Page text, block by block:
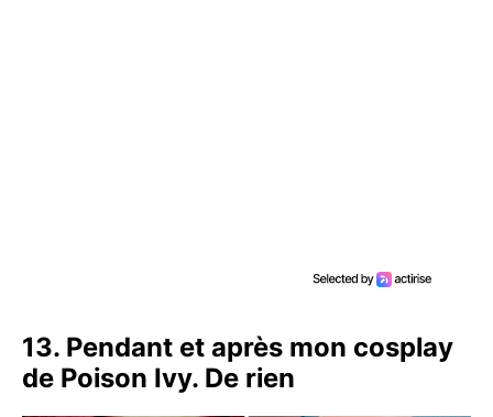
13. Pendant et après mon cosplay
de Poison Ivy. De rien